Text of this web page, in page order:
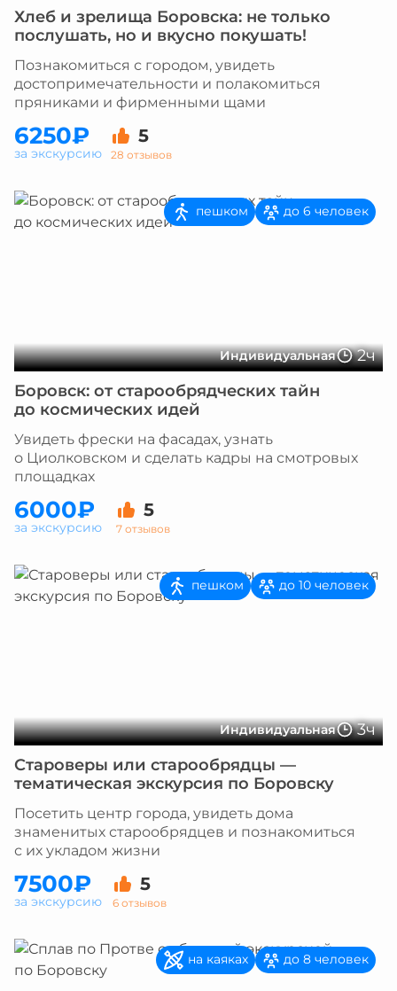
Хлеб и зрелища Боровска: не только
послушать, но и вкусно покушать!
Познакомиться с городом, увидеть
достопримечательности и полакомиться
пряниками и фирменными щами
6250₽ 5
28 отзывов
за экскурсию
Индивидуальная 2ч
пешком до 6 человек
Боровск: от старообрядческих тайн
до космических идей
Увидеть фрески на фасадах, узнать
о Циолковском и сделать кадры на смотровых
площадках
6000₽ 5
7 отзывов
за экскурсию
Индивидуальная 3ч
пешком до 10 человек
Староверы или старообрядцы —
тематическая экскурсия по Боровску
Посетить центр города, увидеть дома
знаменитых старообрядцев и познакомиться
с их укладом жизни
7500₽ 5
6 отзывов
за экскурсию
на каяках до 8 человек